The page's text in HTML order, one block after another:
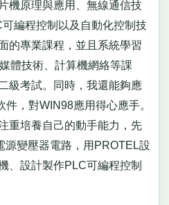
機原理與應用、無線通信技
編程控制以及自動化控制技
的專業課程，並且系統學習
體技術、計算機網絡等課
級考試。同時，我還能夠應
，對WIN98應用得心應手。
重培養自己的動手能力，先
源變壓器電路，用PROTEL設
、設計製作PLC可編程控制